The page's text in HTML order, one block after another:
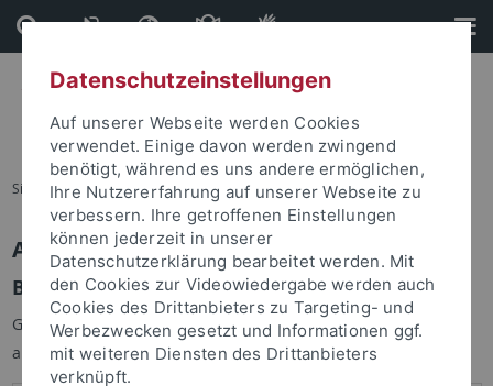
Direkt
zum
Inhalt
Direkt
zur
Fußleiste
Sie sind hier: Startseite
Anmelden
Benutzeranmeldung
Geben Sie Ihren Benutzernamen und Ihr Passwort an um sich
anzumelden:
Datenschutzeinstellungen
Auf unserer Webseite werden Cookies
verwendet. Einige davon werden zwingend
benötigt, während es uns andere ermöglichen,
Ihre Nutzererfahrung auf unserer Webseite zu
verbessern. Ihre getroffenen Einstellungen
können jederzeit in unserer
Datenschutzerklärung bearbeitet werden. Mit
den Cookies zur Videowiedergabe werden auch
Cookies des Drittanbieters zu Targeting- und
Werbezwecken gesetzt und Informationen ggf.
mit weiteren Diensten des Drittanbieters
verknüpft.